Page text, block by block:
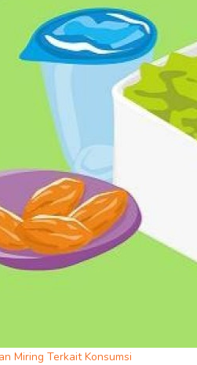
Miring Terkait Konsumsi